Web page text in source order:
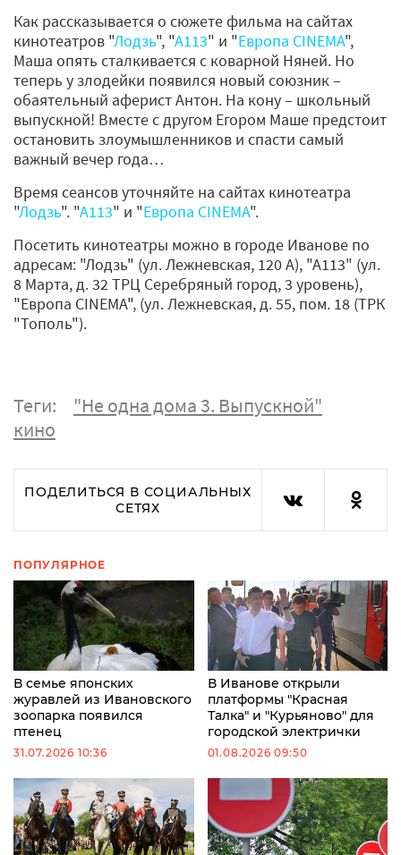
Как рассказывается о сюжете фильма на сайтах
кинотеатров "Лодзь", "А113" и "Европа CINEMA",
Маша опять сталкивается с коварной Няней. Но
теперь у злодейки появился новый союзник –
обаятельный аферист Антон. На кону – школьный
выпускной! Вместе с другом Егором Маше предстоит
остановить злоумышленников и спасти самый
важный вечер года…
Время сеансов уточняйте на сайтах кинотеатра
"Лодзь". "А113" и "Европа CINEMA".
Посетить кинотеатры можно в городе Иванове по
адресам: "Лодзь" (ул. Лежневская, 120 А), "А113" (ул.
8 Марта, д. 32 ТРЦ Серебряный город, 3 уровень),
"Европа CINEMA", (ул. Лежневская, д. 55, пом. 18 (ТРК
"Тополь").
Теги:
"Не одна дома 3. Выпускной"
кино
ПОДЕЛИТЬСЯ В СОЦИАЛЬНЫХ
СЕТЯХ
ПОПУЛЯРНОЕ
В семье японских
журавлей из Ивановского
зоопарка появился
птенец
31.07.2026 10:36
В Иванове открыли
платформы "Красная
Талка" и "Курьяново" для
городской электрички
01.08.2026 09:50